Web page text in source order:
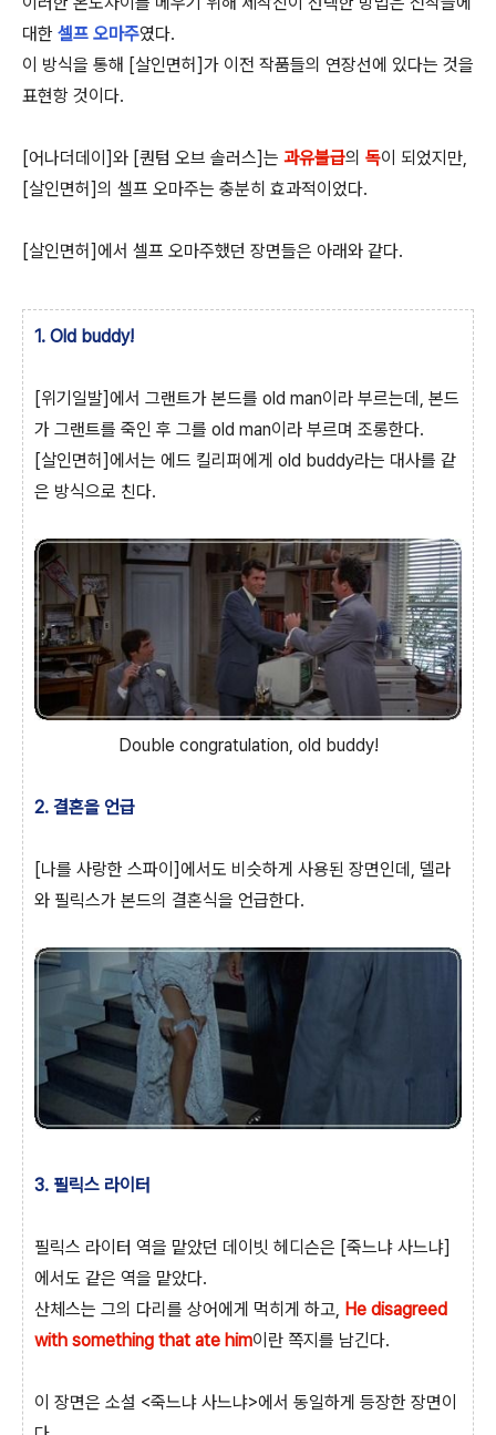
대한 셀프 오마주였다.
이 방식을 통해 [살인면허]가 이전 작품들의 연장선에 있다는 것을
표현항 것이다.
[어나더데이]와 [퀀텀 오브 솔러스]는 과유불급의 독이 되었지만,
[살인면허]의 셀프 오마주는 충분히 효과적이었다.
[살인면허]에서 셀프 오마주했던 장면들은 아래와 같다.
1. Old buddy!
[위기일발]에서 그랜트가 본드를 old man이라 부르는데, 본드
가 그랜트를 죽인 후 그를 old man이라 부르며 조롱한다.
[살인면허]에서는 에드 킬리퍼에게 old buddy라는 대사를 같
은 방식으로 친다.
Double congratulation, old buddy!
2. 결혼을 언급
[나를 사랑한 스파이]에서도 비슷하게 사용된 장면인데, 델라
와 필릭스가 본드의 결혼식을 언급한다.
3. 필릭스 라이터
필릭스 라이터 역을 맡았던 데이빗 헤디슨은 [죽느냐 사느냐]
에서도 같은 역을 맡았다.
산체스는 그의 다리를 상어에게 먹히게 하고, He disagreed
with something that ate him이란 쪽지를 남긴다.
이 장면은 소설 <죽느냐 사느냐>에서 동일하게 등장한 장면이